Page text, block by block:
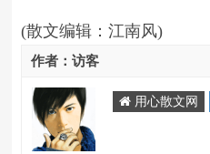
(散文编辑：江南风)
作者：访客
用心散文网